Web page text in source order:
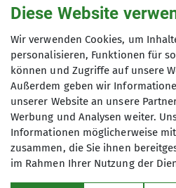
Hier finden sich
die Jugendgruppe
diejenigen, die über
und Gefallen am
haben. Wir wollen
Gruppe gemeinsam
wobei der Spass an
steht. Ziel ist auch,
kennenzulernen,
mal spontan was
Anmeldung bis
19.02.2024
Diese Website
Wir verwenden Cookies, um
personalisieren, Funktionen für
können und Zugriffe auf unsere
Außerdem geben wir
unserer Website an unsere
Werbung und Analysen weiter.
Informationen möglicherweise
zusammen, die Sie ihnen
im Rahmen Ihrer Nutzung der